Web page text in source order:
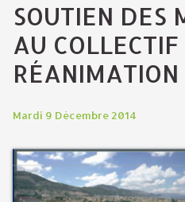
SOUTIEN DES
AU
Mardi 9 Décembre 2014